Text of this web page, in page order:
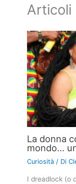
Articoli
La donna
mondo…
Curiosità / Di
I dreadlock (o